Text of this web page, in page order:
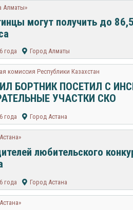
Алматы»
могут получить до
года Город Алматы
комиссия Республики Казахстан
БОРТНИК ПОСЕТИЛ С
УЧАСТКИ СКО
года Город Астана
любительского
года Город Астана